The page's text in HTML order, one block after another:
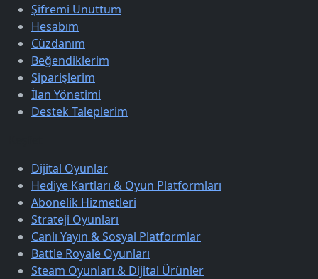
Şifremi Unuttum
Hesabım
Cüzdanım
Beğendiklerim
Siparişlerim
İlan Yönetimi
Destek Taleplerim
Dijital Oyunlar
Hediye Kartları & Oyun Platformları
Abonelik Hizmetleri
Strateji Oyunları
Canlı Yayın & Sosyal Platformlar
Battle Royale Oyunları
Steam Oyunları & Dijital Ürünler